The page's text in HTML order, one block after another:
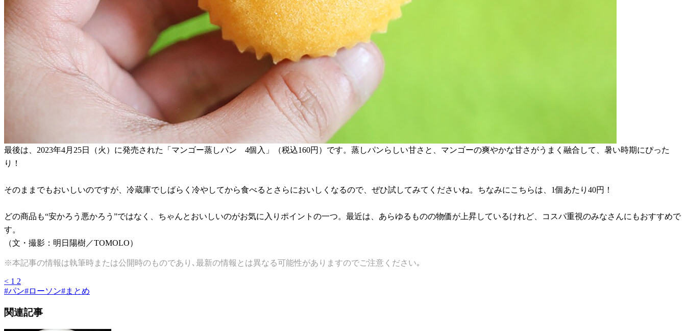
最後は、2023年4月25日（火）に発売された「マンゴー蒸しパン 4個入」（税込160円）です。蒸しパンらしい甘さと、マンゴーの爽やかな甘さがうまく融合して、暑い時期にぴった
り！
そのままでもおいしいのですが、冷蔵庫でしばらく冷やしてから食べるとさらにおいしくなるので、ぜひ試してみてくださいね。ちなみにこちらは、1個あたり40円！
どの商品も“安かろう悪かろう”ではなく、ちゃんとおいしいのがお気に入りポイントの一つ。最近は、あらゆるものの物価が上昇しているけれど、コスパ重視のみなさんにもおすすめで
す。
（文・撮影：明日陽樹／TOMOLO）
※本記事の情報は執筆時または公開時のものであり､最新の情報とは異なる可能性がありますのでご注意ください｡
< 1 2
#パン#ローソン#まとめ
関連記事